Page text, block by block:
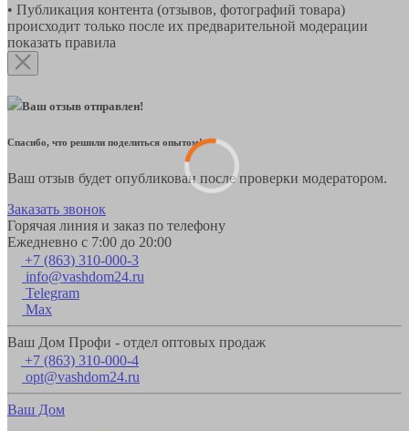
• Публикация контента (отзывов, фотографий товара)
происходит только после их предварительной модерации
показать правила
Ваш отзыв отправлен!
Спасибо, что решили поделиться опытом!
Ваш отзыв будет опубликован после проверки модератором.
Заказать звонок
Горячая линия и заказ по телефону
Ежедневно с 7:00 до 20:00
+7 (863) 310-000-3
info@vashdom24.ru
Telegram
Max
Ваш Дом Профи - отдел оптовых продаж
+7 (863) 310-000-4
opt@vashdom24.ru
Ваш Дом